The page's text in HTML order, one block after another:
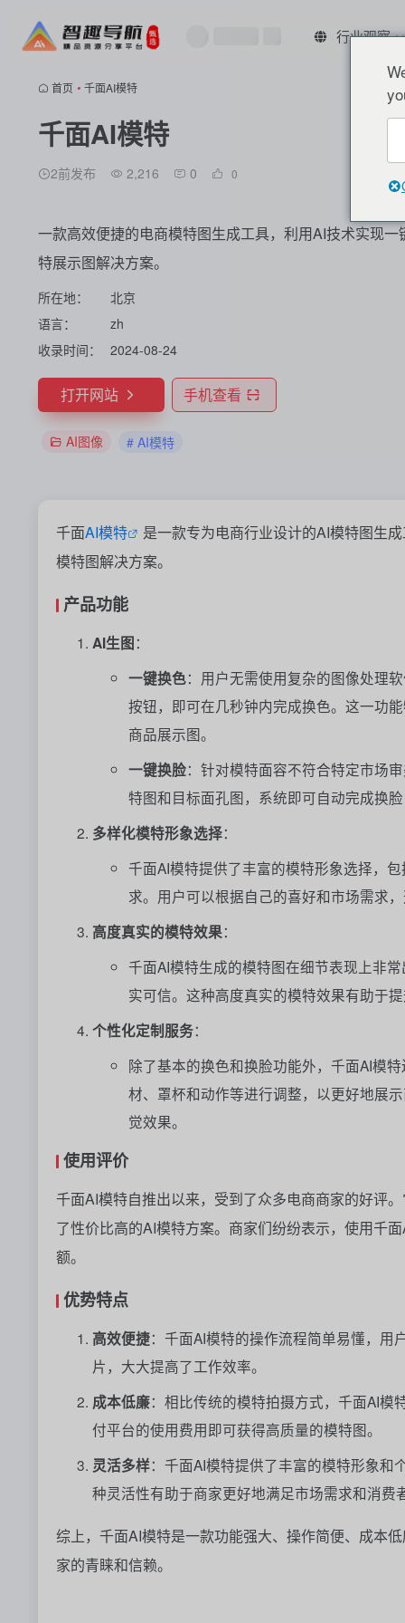
行业观察
首页 • 千面AI模特
千面AI模特
2前发布 2,216 0 0
一款高效便捷的电商模特图生成工具，利用AI技术实现
特展示图解决方案。
所在地：
北京
语言：
zh
收录时间：
2024-08-24
打开网站 手机查看
AI图像 # AI模特
千面AI模特
是一款专为电商行业设计的AI模特图生
模特图解决方案。
产品功能
AI生图：
一键换色：用户无需使用复杂的图像处理
按钮，即可在几秒钟内完成换色。这一功
商品展示图。
一键换脸：针对模特面容不符合特定市场
特图和目标面孔图，系统即可自动完成换
多样化模特形象选择：
千面AI模特提供了丰富的模特形象选择，
求。用户可以根据自己的喜好和市场需求
高度真实的模特效果：
千面AI模特生成的模特图在细节表现上非
实可信。这种高度真实的模特效果有助于
个性化定制服务：
除了基本的换色和换脸功能外，千面AI模
材、罩杯和动作等进行调整，以更好地展
觉效果。
使用评价
千面AI模特自推出以来，受到了众多电商商家的好评
了性价比高的AI模特方案。商家们纷纷表示，使用千
额。
优势特点
高效便捷：千面AI模特的操作流程简单易懂，
片，大大提高了工作效率。
成本低廉：相比传统的模特拍摄方式，千面AI
付平台的使用费用即可获得高质量的模特图。
灵活多样：千面AI模特提供了丰富的模特形象
种灵活性有助于商家更好地满足市场需求和消费
综上，千面AI模特是一款功能强大、操作简便、成本
家的青睐和信赖。